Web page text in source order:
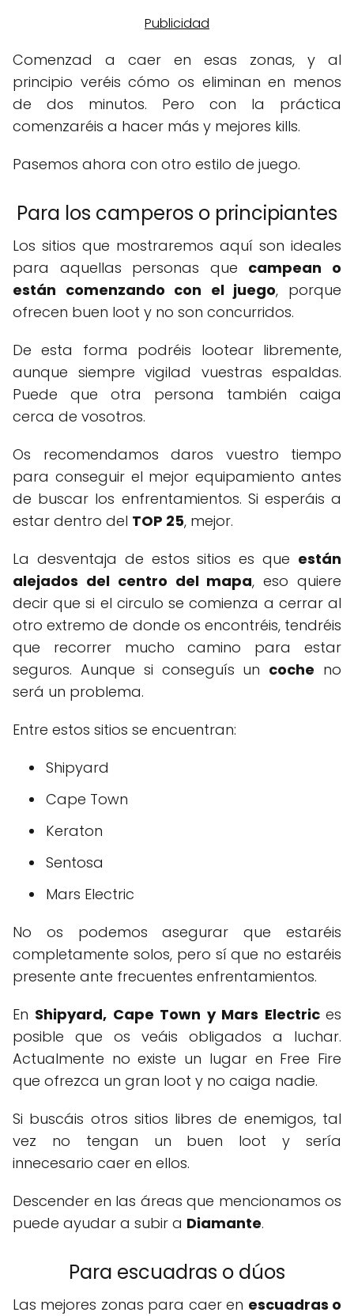
Comenzad a caer en esas zonas, y al
principio veréis cómo os eliminan en menos
de dos minutos. Pero con la práctica
comenzaréis a hacer más y mejores kills.
Pasemos ahora con otro estilo de juego.
Para los camperos o principiantes
Los sitios que mostraremos aquí son ideales
para aquellas personas que campean o
están comenzando con el juego, porque
ofrecen buen loot y no son concurridos.
De esta forma podréis lootear libremente,
aunque siempre vigilad vuestras espaldas.
Puede que otra persona también caiga
cerca de vosotros.
Os recomendamos daros vuestro tiempo
para conseguir el mejor equipamiento antes
de buscar los enfrentamientos. Si esperáis a
estar dentro del TOP 25, mejor.
La desventaja de estos sitios es que están
alejados del centro del mapa, eso quiere
decir que si el circulo se comienza a cerrar al
otro extremo de donde os encontréis, tendréis
que recorrer mucho camino para estar
seguros. Aunque si conseguís un coche no
será un problema.
Entre estos sitios se encuentran:
Shipyard
Cape Town
Keraton
Sentosa
Mars Electric
No os podemos asegurar que estaréis
completamente solos, pero sí que no estaréis
presente ante frecuentes enfrentamientos.
En Shipyard, Cape Town y Mars Electrices
posible que os veáis obligados a luchar.
Actualmente no existe un lugar en Free Fire
que ofrezca un gran loot y no caiga nadie.
Si buscáis otros sitios libres de enemigos, tal
vez no tengan un buen loot y sería
innecesario caer en ellos.
Descender en las áreas que mencionamos os
puede ayudar a subir a Diamante.
Para escuadras o dúos
Las mejores zonas para caer en escuadras o